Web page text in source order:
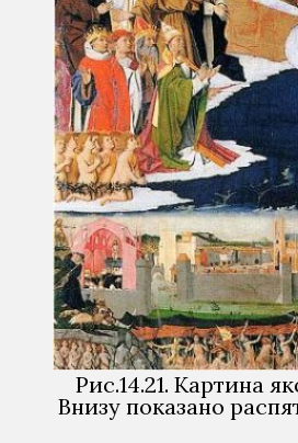
Рис.14.21. Картина
Внизу показано